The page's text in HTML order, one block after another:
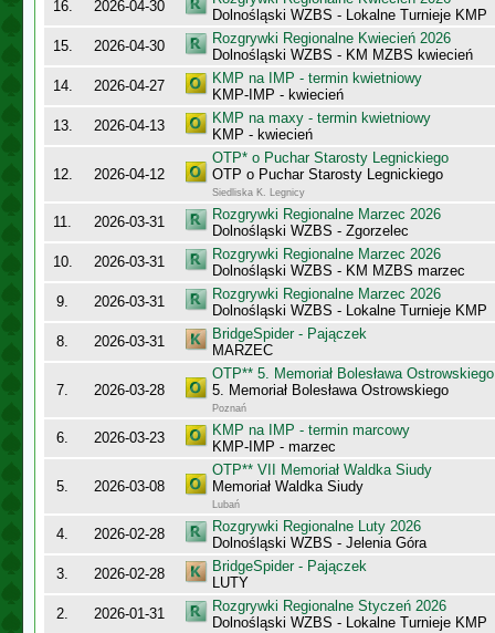
16.
2026-04-30
Dolnośląski WZBS - Lokalne Turnieje KMP
15.
2026-04-30
Rozgrywki Regionalne Kwiecień 2026
Dolnośląski WZBS - KM MZBS kwiecień
14.
2026-04-27
KMP na IMP - termin kwietniowy
KMP-IMP - kwiecień
13.
2026-04-13
KMP na maxy - termin kwietniowy
KMP - kwiecień
12. 2026-04-12
OTP* o Puchar Starosty Legnickiego
OTP o Puchar Starosty Legnickiego
Siedliska K. Legnicy
11. 2026-03-31
Rozgrywki Regionalne Marzec 2026
Dolnośląski WZBS - Zgorzelec
10.
2026-03-31
Rozgrywki Regionalne Marzec 2026
Dolnośląski WZBS - KM MZBS marzec
9.
2026-03-31
Rozgrywki Regionalne Marzec 2026
Dolnośląski WZBS - Lokalne Turnieje KMP
8.
2026-03-31
BridgeSpider - Pajączek
MARZEC
7. 2026-03-28
OTP** 5. Memoriał Bolesława Ostrowskiego
5. Memoriał Bolesława Ostrowskiego
Poznań
6. 2026-03-23
KMP na IMP - termin marcowy
KMP-IMP - marzec
5. 2026-03-08
OTP** VII Memoriał Waldka Siudy
Memoriał Waldka Siudy
Lubań
4. 2026-02-28
Rozgrywki Regionalne Luty 2026
Dolnośląski WZBS - Jelenia Góra
3.
2026-02-28
BridgeSpider - Pajączek
LUTY
2.
2026-01-31
Rozgrywki Regionalne Styczeń 2026
Dolnośląski WZBS - Lokalne Turnieje KMP